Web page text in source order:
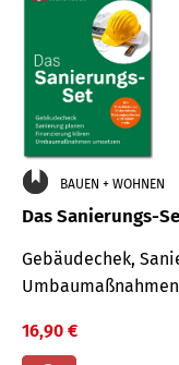
BAUEN + WOHNEN
Das Sanierungs-
Gebäudechek,
16,90 €